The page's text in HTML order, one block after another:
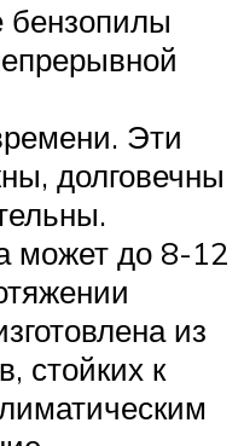
Эти
долговечны
может до 8-12
из
стойких к